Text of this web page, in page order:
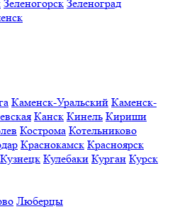
Зеленогорск Зеленоград
Каменск-Уральский Каменск-
Канск Кинель Кириши
Кострома Котельниково
Краснокамск Красноярск
Кузнецк Кулебаки Курган Курск
Люберцы